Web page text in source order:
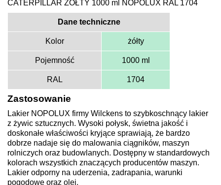
CATERPILLAR ŻÓŁTY 1000 ml NOPOLUX RAL 1704
Dane techniczne
Kolor żółty
Pojemność 1000 ml
RAL 1704
Zastosowanie
Lakier NOPOLUX firmy Wilckens to szybkoschnący lakier
z żywic sztucznych. Wysoki połysk, świetna jakość i
doskonałe właściwości kryjące sprawiają, że bardzo
dobrze nadaje się do malowania ciągników, maszyn
rolniczych oraz budowlanych. Dostępny w standardowych
kolorach wszystkich znaczących producentów maszyn.
Lakier odporny na uderzenia, zadrapania, warunki
pogodowe oraz olej.